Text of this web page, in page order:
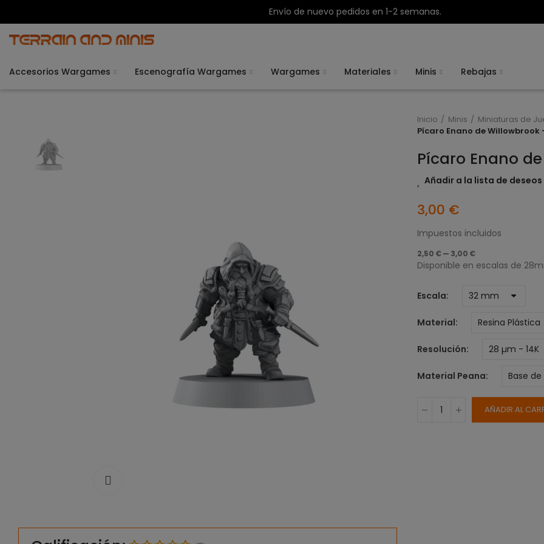
Envío de nuevo pedidos en 1-2 semanas.
Accesorios Wargames Escenografía Wargames Wargames Materiales Minis Rebajas
Inicio Minis
Miniaturas de
Pícaro Enano de Willowbrook
Pícaro Enano
Añadir a la lista de deseos
3,00 €
Impuestos incluidos
2,50 € — 3,00 €
Disponible en escalas de
Escala
Material
Resolución
Material Peana
AÑADIR AL